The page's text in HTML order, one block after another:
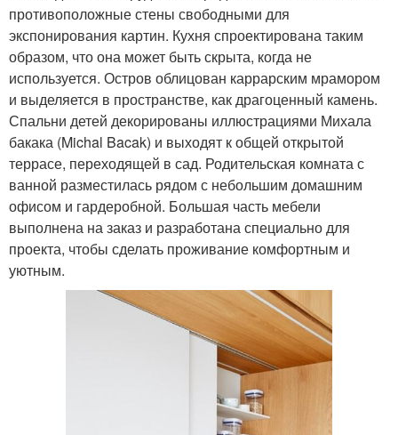
противоположные стены свободными для
экспонирования картин. Кухня спроектирована таким
образом, что она может быть скрыта, когда не
используется. Остров облицован каррарским мрамором
и выделяется в пространстве, как драгоценный камень.
Спальни детей декорированы иллюстрациями Михала
бакака (Michal Bacak) и выходят к общей открытой
террасе, переходящей в сад. Родительская комната с
ванной разместилась рядом с небольшим домашним
офисом и гардеробной. Большая часть мебели
выполнена на заказ и разработана специально для
проекта, чтобы сделать проживание комфортным и
уютным.